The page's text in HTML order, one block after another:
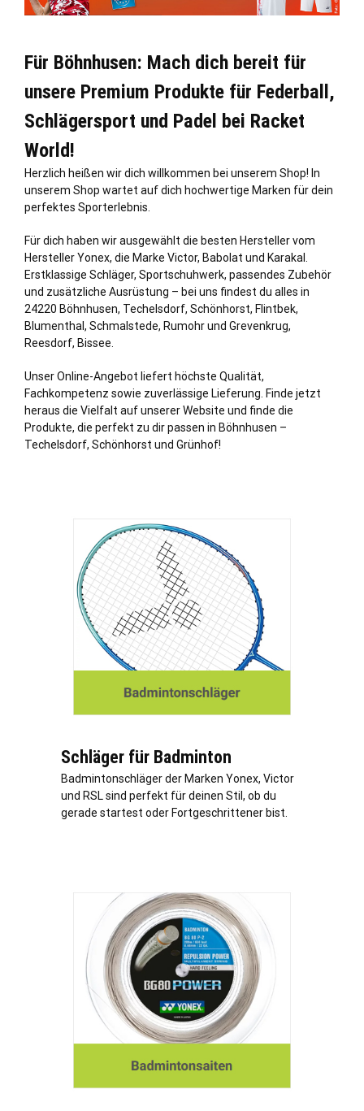
Für Böhnhusen: Mach dich bereit für
unsere Premium Produkte für Federball,
Schlägersport und Padel bei Racket
World!
Herzlich heißen wir dich willkommen bei unserem Shop! In
unserem Shop wartet auf dich hochwertige Marken für dein
perfektes Sporterlebnis.
Für dich haben wir ausgewählt die besten Hersteller vom
Hersteller Yonex, die Marke Victor, Babolat und Karakal.
Erstklassige Schläger, Sportschuhwerk, passendes Zubehör
und zusätzliche Ausrüstung – bei uns findest du alles in
24220 Böhnhusen, Techelsdorf, Schönhorst, Flintbek,
Blumenthal , Schmalstede, Rumohrund Grevenkrug,
Reesdorf, Bissee
Unser Online-Angebot liefert höchste Qualität,
Fachkompetenz sowie zuverlässige Lieferung. Finde jetzt
heraus die Vielfalt auf unserer Website und finde die
Produkte, die perfekt zu dir passen in Böhnhusen –
Techelsdorf, Schönhorst und Grünhof!
Schläger für Badminton
Badmintonschläger der Marken Yonex, Victor
und RSL sind perfekt für deinen Stil, ob du
gerade startest oder Fortgeschrittener bist.